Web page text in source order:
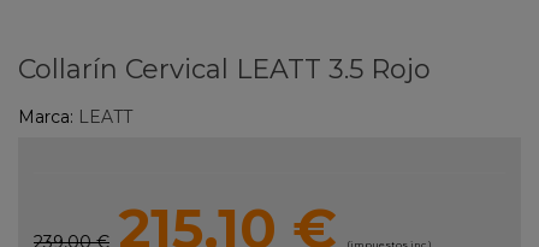
Collarín Cervical LEATT 3.5 Rojo
Marca: LEATT
239,00 € 215,10 € (impuestos inc.)